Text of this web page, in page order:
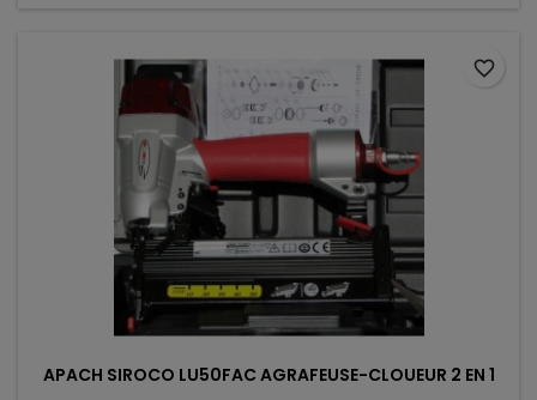
APACH SIROCO LU50FAC AGRAFEUSE-CLOUEUR 2 EN 1
favorite_border